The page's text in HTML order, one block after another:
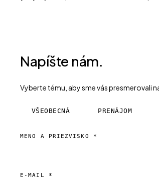
Napíšte nám.
Vyberte tému, aby sme vás presmerovali
VŠEOBECNÁ PRENÁJOM
MENO A PRIEZVISKO *
E-MAIL *